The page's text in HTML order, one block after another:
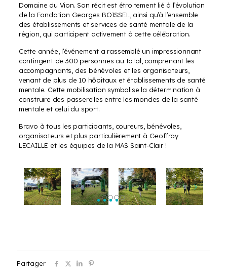
Domaine du Vion. Son récit est étroitement lié à l’évolution
de la Fondation Georges BOISSEL, ainsi qu’à l’ensemble
des établissements et services de santé mentale de la
région, qui participent activement à cette célébration.
Cette année, l’événement a rassemblé un impressionnant
contingent de 300 personnes au total, comprenant les
accompagnants, des bénévoles et les organisateurs,
venant de plus de 10 hôpitaux et établissements de santé
mentale. Cette mobilisation symbolise la détermination à
construire des passerelles entre les mondes de la santé
mentale et celui du sport.
Bravo à tous les participants, coureurs, bénévoles,
organisateurs et plus particulièrement à Geoffray
LECAILLE et les équipes de la MAS Saint-Clair !
Partager